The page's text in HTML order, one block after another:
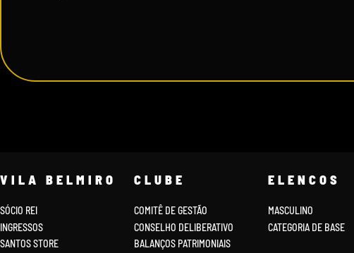
VILA BELMIRO
SÓCIO REI
INGRESSOS
SANTOS STORE
CLUBE
COMITÊ DE GESTÃO
CONSELHO DELIBERATIVO
BALANÇOS PATRIMONIAIS
ELENCOS
MASCULINO
CATEGORIA DE BASE